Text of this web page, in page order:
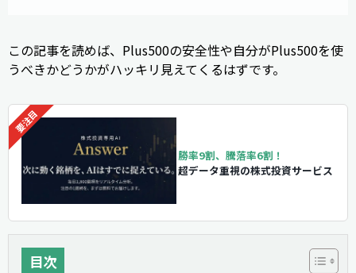
この記事を読めば、Plus500の安全性や自分がPlus500を使
うべきかどうかがハッキリ見えてくるはずです。
勝率9割、騰落率6割！
超データ重視の株式投資サービス
目次